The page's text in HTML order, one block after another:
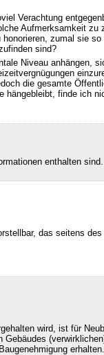
Verachtung
Aufmerksamkeit zu
zumal sie
sind?
Niveau anhängen,
die gesamte
hängebleibt, finde ich
enthalten sind.
das seitens des
wird, ist für
Gebäudes
erhalten.